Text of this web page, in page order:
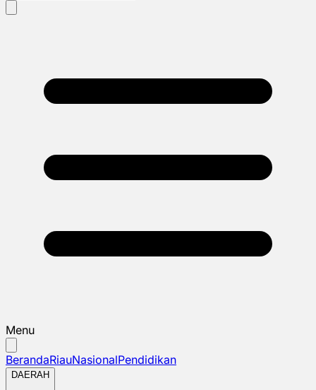
Menu
BerandaRiauNasionalPendidikan
DAERAH